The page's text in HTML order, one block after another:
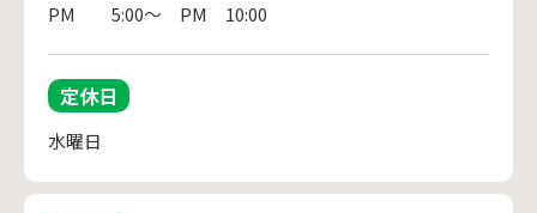
PM　　5:00～　PM　10:00
定休日
水曜日